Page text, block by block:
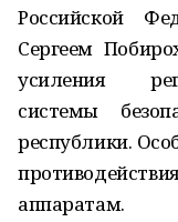
Российской
Сергеем
усиления
системы
республики.
аппаратам.